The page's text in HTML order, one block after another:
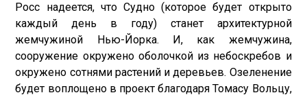
Росс надеется, что Судно (которое будет открыто
каждый день в году) станет архитектурной
жемчужиной Нью-Йорка. И, как жемчужина,
сооружение окружено оболочкой из небоскребов и
окружено сотнями растений и деревьев. Озеленение
будет воплощено в проект благодаря Томасу Вольцу,